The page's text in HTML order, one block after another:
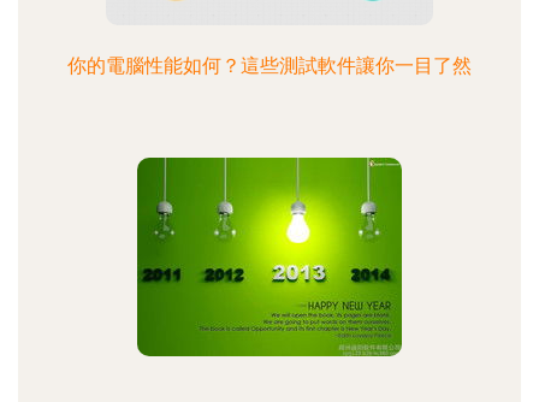
你的電腦性能如何？這些測試軟件讓你一目了然